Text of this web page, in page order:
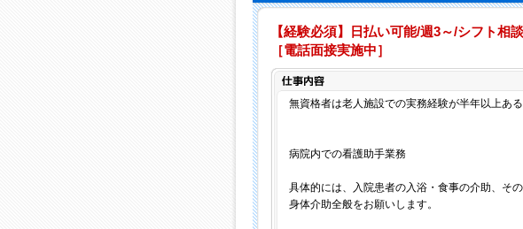
【経験必須】日払い可能/週3～/シフト
［電話面接実施中］
無資格者は老人施設での実務経験が半年以上あ
病院内での看護助手業務
具体的には、入院患者の入浴・食事の介助、そ
身体介助全般をお願いします。